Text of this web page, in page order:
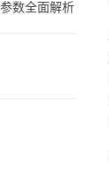
数全面解析